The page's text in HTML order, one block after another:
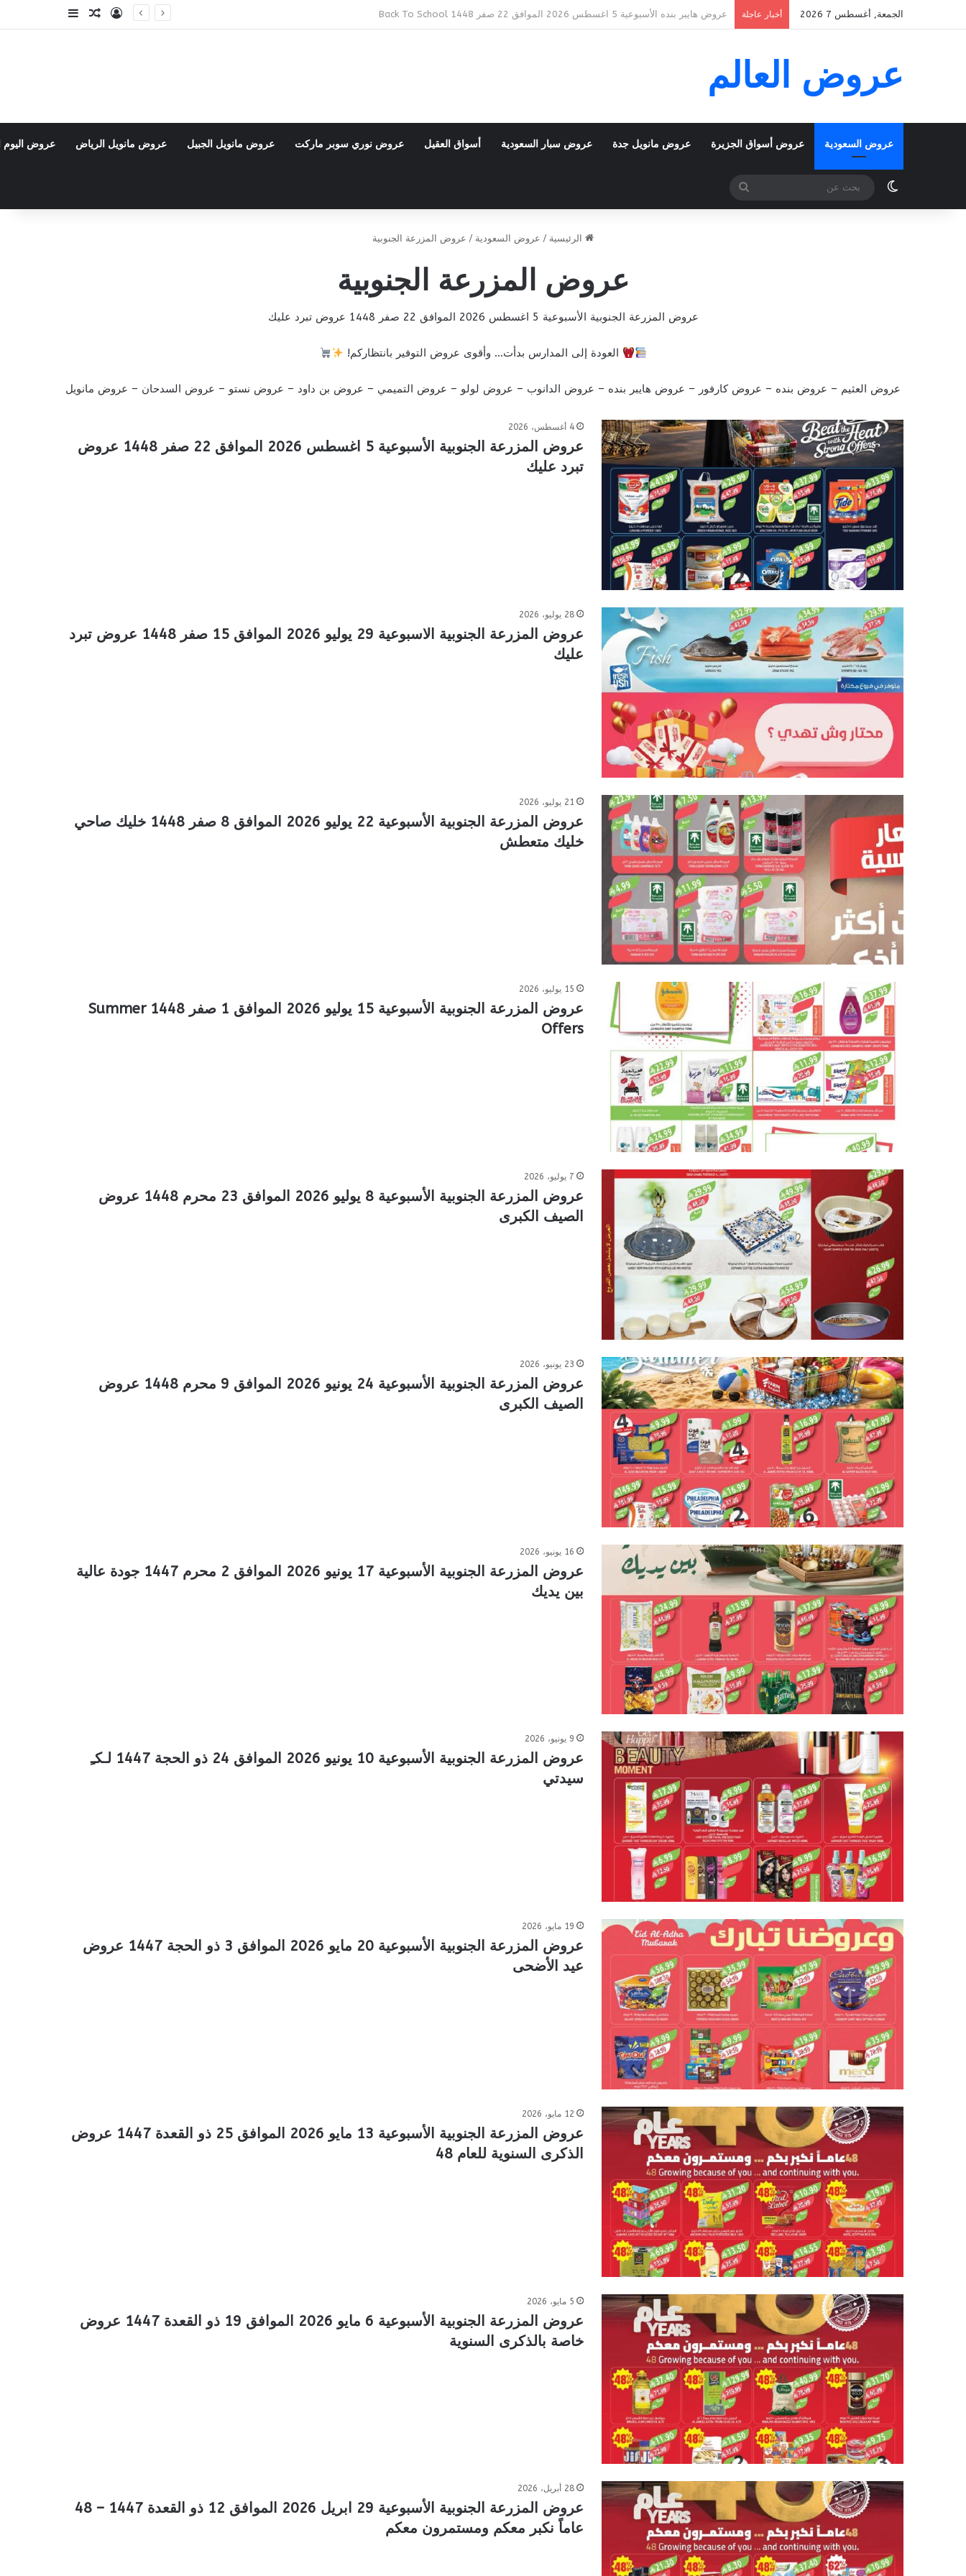
الجمعة, أغسطس 7 2026 أخبار عاجلة عروض بنده الأسبوعية 5 اغسطس 2026 الموافق 22 صفر 1448 Back To School تسجيل الدخول
مقال عشوائي
إضافة عمود
عروض العالم
عروض السعودية عروض أسواق الجزيرة عروض مانويل جدة عروض سبار السعودية أسواق العقيل عروض نوري سوبر ماركت عروض مانويل الجبيل عروض مانويل الرياض عروض اليوم
الوضع المظلم
بحث
عن
الرئيسية / عروض السعودية / عروض المزرعة الجنوبية
عروض المزرعة الجنوبية
عروض المزرعة الجنوبية الأسبوعية 5 اغسطس 2026 الموافق 22 صفر 1448 عروض تبرد عليك
العودة إلى المدارس بدأت… وأقوى عروض التوفير بانتظاركم!
عروض العثيم – عروض بنده – عروض كارفور – عروض هايبر بنده – عروض الدانوب – عروض لولو – عروض التميمي – عروض بن داود – عروض نستو – عروض السدحان – عروض مانويل
4 أغسطس، 2026
عروض المزرعة الجنوبية الأسبوعية 5 اغسطس 2026 الموافق 22 صفر 1448 عروض
تبرد عليك
28 يوليو، 2026
عروض المزرعة الجنوبية الاسبوعية 29 يوليو 2026 الموافق 15 صفر 1448 عروض تبرد
عليك
21 يوليو، 2026
عروض المزرعة الجنوبية الأسبوعية 22 يوليو 2026 الموافق 8 صفر 1448 خليك صاحي
خليك متعطش
15 يوليو، 2026
عروض المزرعة الجنوبية الأسبوعية 15 يوليو 2026 الموافق 1 صفر 1448 Summer
Offers
7 يوليو، 2026
عروض المزرعة الجنوبية الأسبوعية 8 يوليو 2026 الموافق 23 محرم 1448 عروض
الصيف الكبرى
23 يونيو، 2026
عروض المزرعة الجنوبية الأسبوعية 24 يونيو 2026 الموافق 9 محرم 1448 عروض
الصيف الكبرى
16 يونيو، 2026
عروض المزرعة الجنوبية الأسبوعية 17 يونيو 2026 الموافق 2 محرم 1447 جودة عالية
بين يديك
9 يونيو، 2026
عروض المزرعة الجنوبية الأسبوعية 10 يونيو 2026 الموافق 24 ذو الحجة 1447 لـكـِ
سيدتي
19 مايو، 2026
عروض المزرعة الجنوبية الأسبوعية 20 مايو 2026 الموافق 3 ذو الحجة 1447 عروض
عيد الأضحى
12 مايو، 2026
عروض المزرعة الجنوبية الأسبوعية 13 مايو 2026 الموافق 25 ذو القعدة 1447 عروض
الذكرى السنوية للعام 48
5 مايو، 2026
عروض المزرعة الجنوبية الأسبوعية 6 مايو 2026 الموافق 19 ذو القعدة 1447 عروض
خاصة بالذكرى السنوية
28 أبريل، 2026
عروض المزرعة الجنوبية الأسبوعية 29 ابريل 2026 الموافق 12 ذو القعدة 1447 – 48
عاماً نكبر معكم ومستمرون معكم